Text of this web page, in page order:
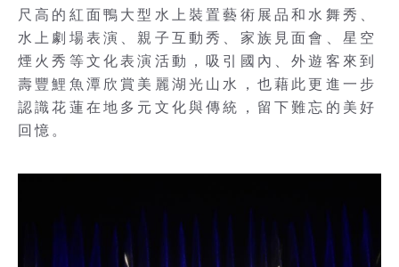
尺高的紅面鴨大型水上裝置藝術展品和水舞秀、
水上劇場表演、親子互動秀、家族見面會、星空
煙火秀等文化表演活動，吸引國內、外遊客來到
壽豐鯉魚潭欣賞美麗湖光山水，也藉此更進一步
認識花蓮在地多元文化與傳統，留下難忘的美好
回憶。